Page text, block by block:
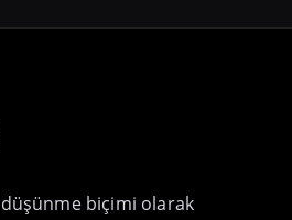
düşünme biçimi olarak